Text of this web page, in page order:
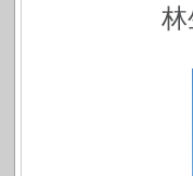
林